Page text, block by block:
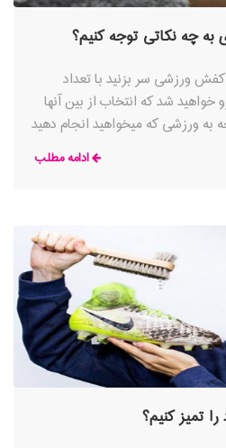
به چه نکاتی توجه کنیم؟
ورزشی سر بزنید با تعداد
خواهید شد که انتخاب از بین آنها
به ورزشی که میخواهید انجام دهید
وجود دارند که با توجه به
می کنند، به عنوان مثال علی رغم
ادامه مطلب
تمیز کنیم؟